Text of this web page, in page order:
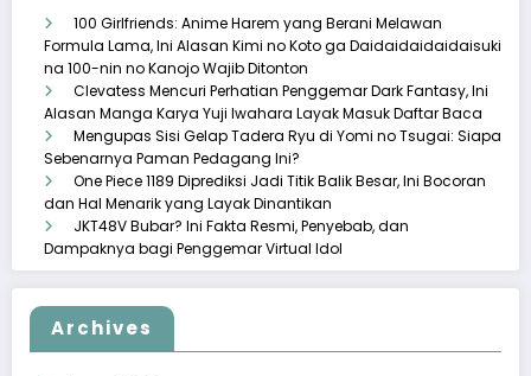
100 Girlfriends: Anime Harem yang Berani Melawan
Formula Lama, Ini Alasan Kimi no Koto ga Daidaidaidaidaisuki
na 100-nin no Kanojo Wajib Ditonton
Clevatess Mencuri Perhatian Penggemar Dark Fantasy, Ini
Alasan Manga Karya Yuji Iwahara Layak Masuk Daftar Baca
Mengupas Sisi Gelap Tadera Ryu di Yomi no Tsugai: Siapa
Sebenarnya Paman Pedagang Ini?
One Piece 1189 Diprediksi Jadi Titik Balik Besar, Ini Bocoran
dan Hal Menarik yang Layak Dinantikan
JKT48V Bubar? Ini Fakta Resmi, Penyebab, dan
Dampaknya bagi Penggemar Virtual Idol
Archives